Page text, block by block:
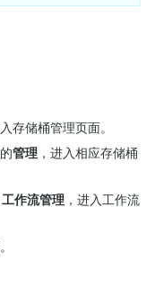
存储桶管理页面。
管理 ，进入相应存储桶
工作流管理 ，进入工作流